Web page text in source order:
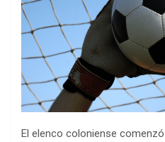
El elenco coloniense